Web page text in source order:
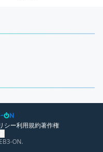
シー利用規約著作権
ON.